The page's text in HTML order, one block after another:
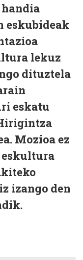
handia
eskubideak
lekuz
dituztela
eskatu
Mozioa ez
eskultura
izango den